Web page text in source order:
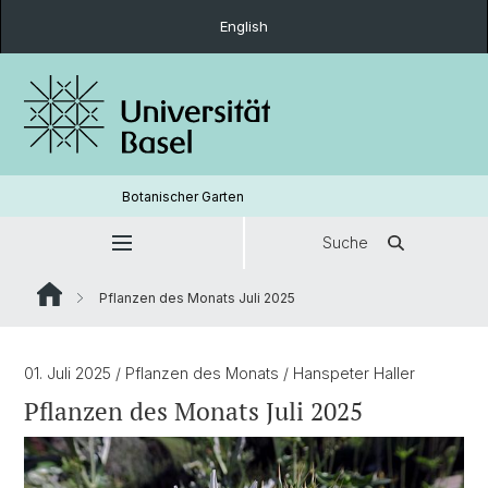
English
Botanischer Garten
Suche
Pflanzen des Monats Juli 2025
01. Juli 2025 / Pflanzen des Monats / Hanspeter Haller
Pflanzen des Monats Juli 2025